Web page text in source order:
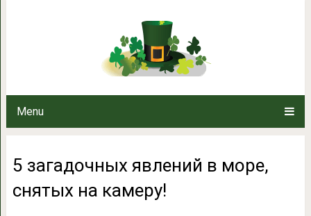
Menu
5 загадочных явлений в
5 загадочных явлений в море,
снятых на камеру!